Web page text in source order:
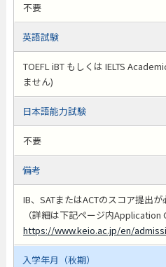
不要
英語試験
TOEFL iBT もしくは IELTS
ません)
日本語能力試験
不要
備考
IB、SATまたはACTのスコア提出が
（詳細は下記ページ内Application
https://www.keio.ac.jp/en/
入学年月（秋期）